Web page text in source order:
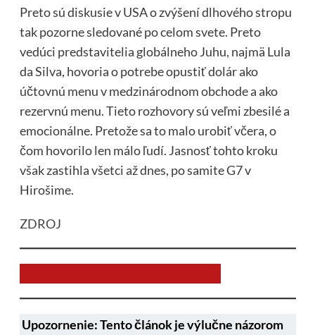
Preto sú diskusie v USA o zvýšení dlhového stropu
tak pozorne sledované po celom svete. Preto
vedúci predstavitelia globálneho Juhu, najmä Lula
da Silva, hovoria o potrebe opustiť dolár ako
účtovnú menu v medzinárodnom obchode a ako
rezervnú menu. Tieto rozhovory sú veľmi zbesilé a
emocionálne. Pretože sa to malo urobiť včera, o
čom hovorilo len málo ľudí. Jasnosť tohto kroku
však zastihla všetci až dnes, po samite G7 v
Hirošime.
ZDROJ
Upozornenie: Tento článok je výlučne názorom